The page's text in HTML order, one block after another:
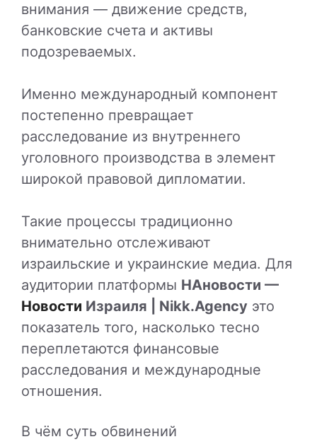
внимания — движение средств,
банковские счета и активы
подозреваемых.
Именно международный компонент
постепенно превращает
расследование из внутреннего
уголовного производства в элемент
широкой правовой дипломатии.
Такие процессы традиционно
внимательно отслеживают
израильские и украинские медиа. Для
аудитории платформы НАновости —
Новости Израиля | Nikk.Agency это
показатель того, насколько тесно
переплетаются финансовые
расследования и международные
отношения.
В чём суть обвинений